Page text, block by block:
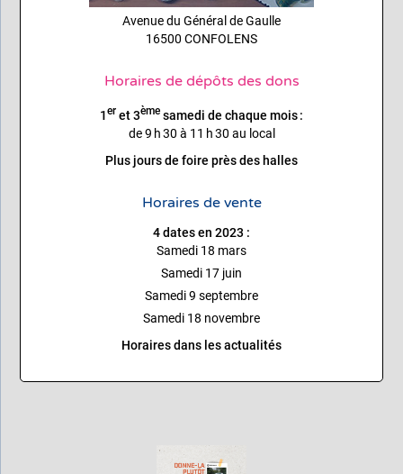
Avenue du Général de Gaulle
16500 CONFOLENS
Horaires de dépôts des dons
1er et 3ème samedi de chaque mois :
de 9 h 30 à 11 h 30 au local
Plus jours de foire près des halles
Horaires de vente
4 dates en 2023 :
Samedi 18 mars
Samedi 17 juin
Samedi 9 septembre
Samedi 18 novembre
Horaires dans les actualités